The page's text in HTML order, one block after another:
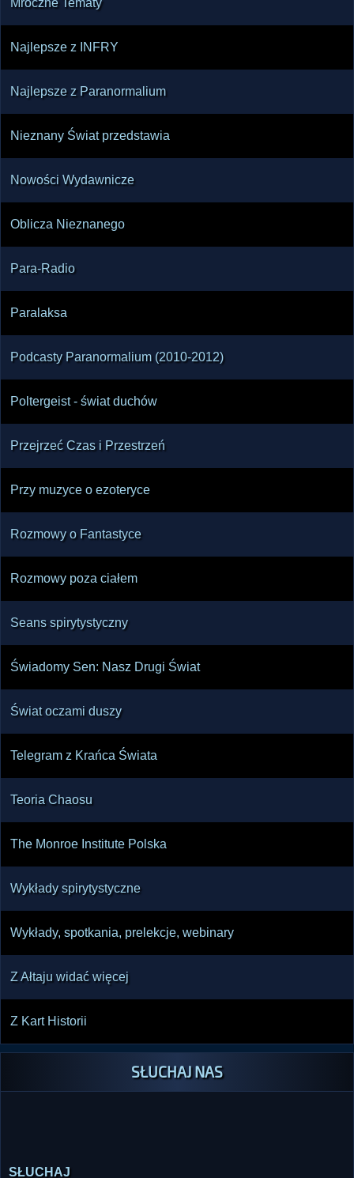
Mroczne Tematy
Najlepsze z INFRY
Najlepsze z Paranormalium
Nieznany Świat przedstawia
Nowości Wydawnicze
Oblicza Nieznanego
Para-Radio
Paralaksa
Podcasty Paranormalium (2010-2012)
Poltergeist - świat duchów
Przejrzeć Czas i Przestrzeń
Przy muzyce o ezoteryce
Rozmowy o Fantastyce
Rozmowy poza ciałem
Seans spirytystyczny
Świadomy Sen: Nasz Drugi Świat
Świat oczami duszy
Telegram z Krańca Świata
Teoria Chaosu
The Monroe Institute Polska
Wykłady spirytystyczne
Wykłady, spotkania, prelekcje, webinary
Z Ałtaju widać więcej
Z Kart Historii
SŁUCHAJ NAS
Potrzebujesz pomocy technicznej w słuchaniu radia lub